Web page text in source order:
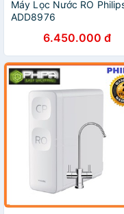
Máy Lọc Nước RO
ADD8976
6.450.000 đ